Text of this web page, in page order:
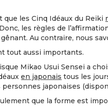
les Cinq Idéaux du Reiki
les règles de
Au contraire, nous
tout aussi importants.
Mikao Usui Sensei a
en japonais tous les
personnes japonaises
que la forme est